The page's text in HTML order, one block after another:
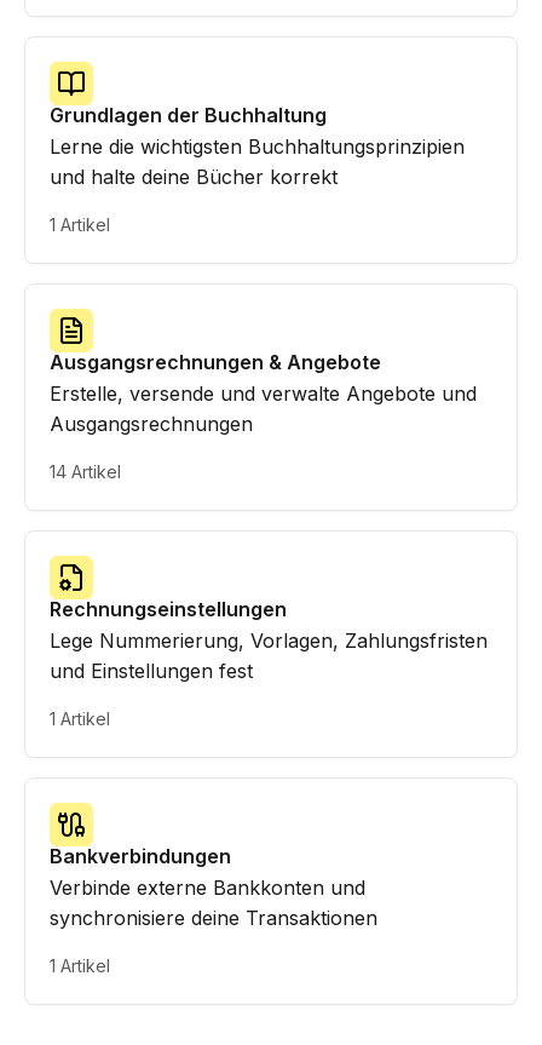
Grundlagen der Buchhaltung
Lerne die wichtigsten Buchhaltungsprinzipien
und halte deine Bücher korrekt
1 Artikel
Ausgangsrechnungen & Angebote
Erstelle, versende und verwalte Angebote und
Ausgangsrechnungen
14 Artikel
Rechnungseinstellungen
Lege Nummerierung, Vorlagen, Zahlungsfristen
und Einstellungen fest
1 Artikel
Bankverbindungen
Verbinde externe Bankkonten und
synchronisiere deine Transaktionen
1 Artikel